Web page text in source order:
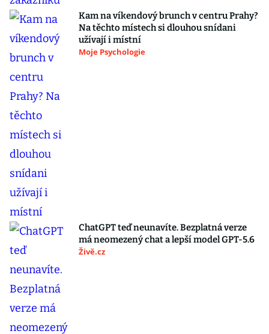
Kam na víkendový brunch v centru Prahy?
Na těchto místech si dlouhou snídani
užívají i místní
Moje Psychologie
ChatGPT teď neunavíte. Bezplatná verze
má neomezený chat a lepší model GPT-5.6
Živě.cz